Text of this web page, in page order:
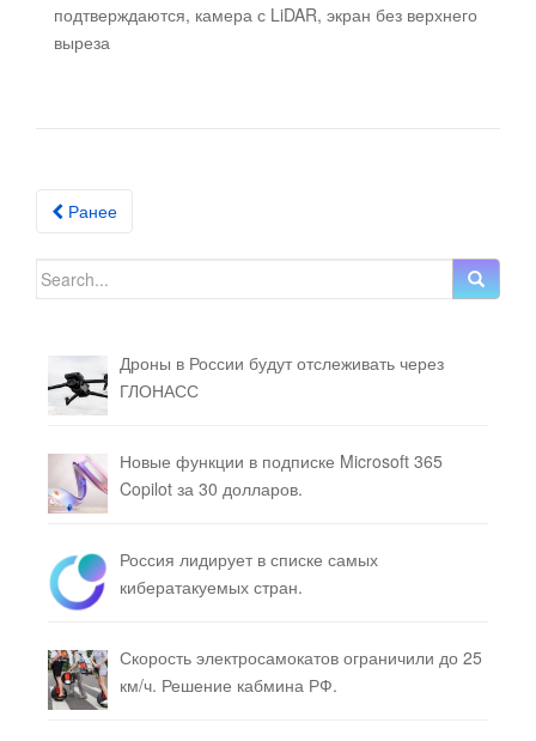
подтверждаются, камера с LiDAR, экран без верхнего
выреза
Posts navigation
Ранее
Search for:
Дроны в России будут отслеживать через
ГЛОНАСС
Новые функции в подписке Microsoft 365
Copilot за 30 долларов.
Россия лидирует в списке самых
кибератакуемых стран.
Скорость электросамокатов ограничили до 25
км/ч. Решение кабмина РФ.